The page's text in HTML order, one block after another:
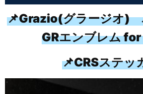
📌Grazio(グラージオ
GRエンブレム
📌CRSステッ